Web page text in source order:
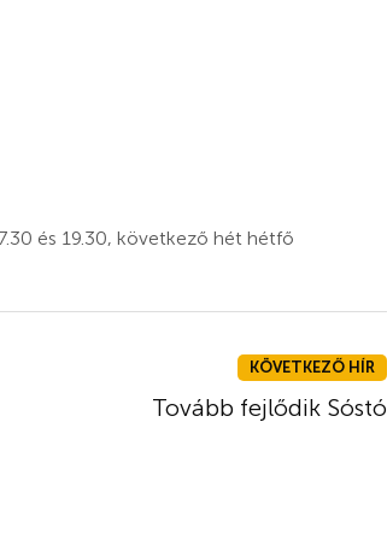
és 19.30, következő hét hétfő
KÖVETKEZŐ HÍR
Tovább fejlődik Sóstó